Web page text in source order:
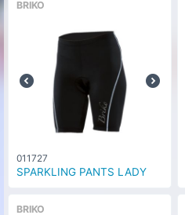
BRIKO
011727
SPARKLING PANTS LADY
BRIKO